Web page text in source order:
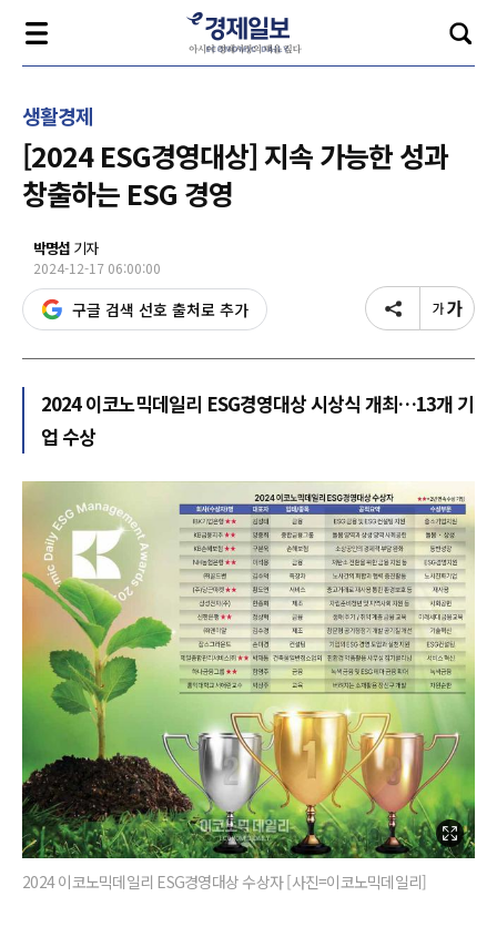
생활경제
[2024 ESG경영대상] 지속 가능한 성과
창출하는 ESG 경영
박명섭 기자
2024-12-17 06:00:00
구글 검색 선호 출처로 추가
2024 이코노믹데일리 ESG경영대상 시상식 개최…13개 기
업 수상
2024 이코노믹데일리 ESG경영대상 수상자 [사진=이코노믹데일리]